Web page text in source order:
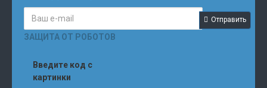
Отправить
ЗАЩИТА ОТ РОБОТОВ
Введите код с
картинки